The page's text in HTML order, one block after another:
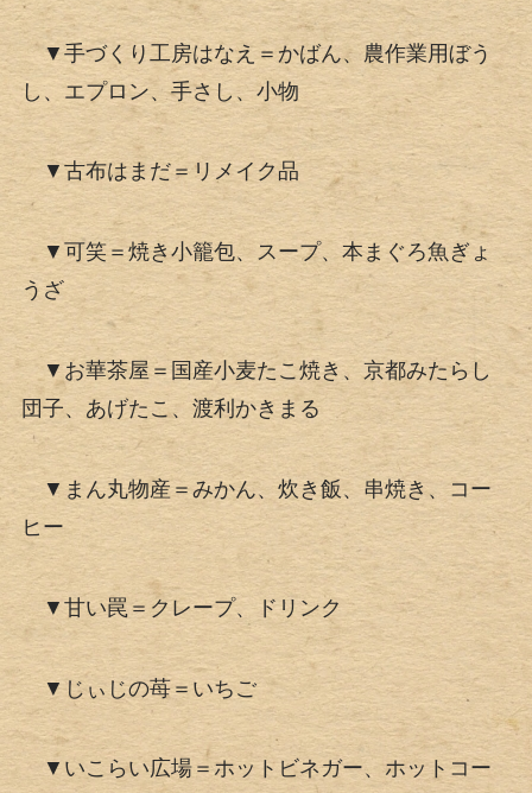
▼手づくり工房はなえ＝かばん、農作業用ぼう
し、エプロン、手さし、小物
▼古布はまだ＝リメイク品
▼可笑＝焼き小籠包、スープ、本まぐろ魚ぎょ
うざ
▼お華茶屋＝国産小麦たこ焼き、京都みたらし
団子、あげたこ、渡利かきまる
▼まん丸物産＝みかん、炊き飯、串焼き、コー
ヒー
▼甘い罠＝クレープ、ドリンク
▼じぃじの苺＝いちご
▼いこらい広場＝ホットビネガー、ホットコー